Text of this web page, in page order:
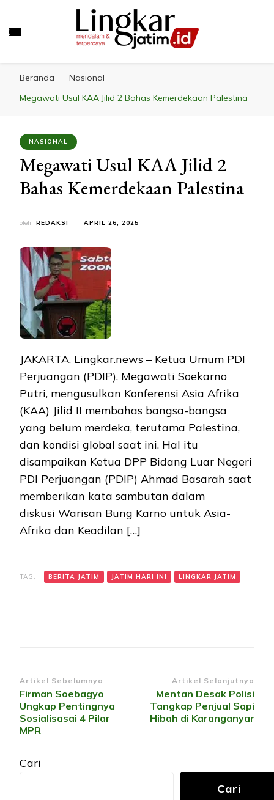
Beranda
Nasional
Megawati Usul KAA Jilid 2 Bahas Kemerdekaan Palestina
NASIONAL
Megawati Usul KAA Jilid 2
Bahas Kemerdekaan Palestina
oleh REDAKSI APRIL 26, 2025
JAKARTA, Lingkar.news – Ketua Umum PDI
Perjuangan (PDIP), Megawati Soekarno
Putri, mengusulkan Konferensi Asia Afrika
(KAA) Jilid II membahas bangsa-bangsa
yang belum merdeka, terutama Palestina,
dan kondisi global saat ini. Hal itu
disampaikan Ketua DPP Bidang Luar Negeri
PDI Perjuangan (PDIP) Ahmad Basarah saat
memberikan kata sambutan dalam
diskusi Warisan Bung Karno untuk Asia-
Afrika dan Keadilan […]
TAG: BERITA JATIM JATIM HARI INI LINGKAR JATIM
Navigasi
Artikel
Artikel Sebelumnya
Firman Soebagyo
Ungkap Pentingnya
Sosialisasai 4 Pilar
MPR
Artikel Selanjutnya
Mentan Desak Polisi
Tangkap Penjual Sapi
Hibah di Karanganyar
Cari
Cari